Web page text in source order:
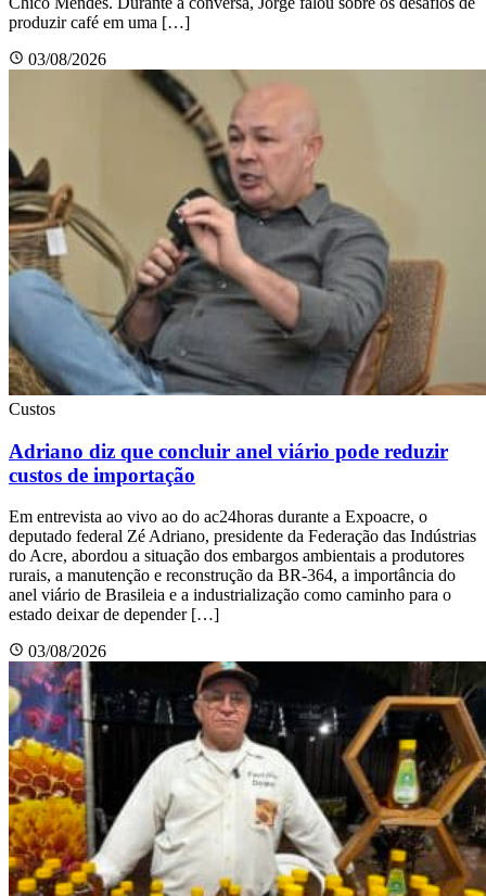
produzir café em uma […]
03/08/2026
Custos
Adriano diz que concluir anel viário pode reduzir
custos de importação
Em entrevista ao vivo ao do ac24horas durante a Expoacre, o
deputado federal Zé Adriano, presidente da Federação das Indústrias
do Acre, abordou a situação dos embargos ambientais a produtores
rurais, a manutenção e reconstrução da BR-364, a importância do
anel viário de Brasileia e a industrialização como caminho para o
estado deixar de depender […]
03/08/2026